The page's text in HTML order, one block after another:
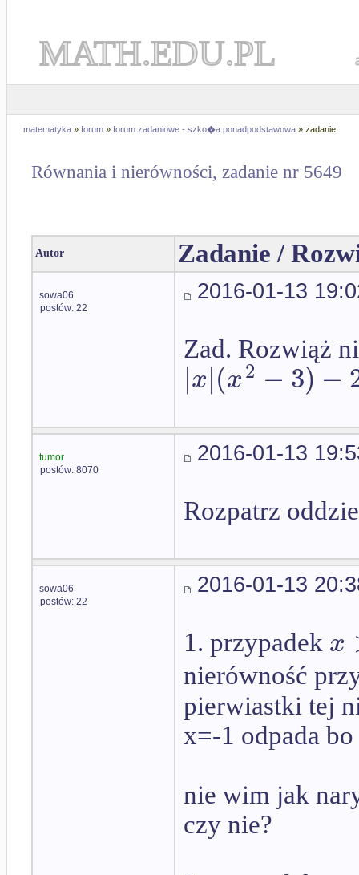
MATH.EDU.PL
matematyka » forum » forum zadaniowe - szko�a ponadpodstawowa » zadanie
Równania i nierówności, zadanie nr 5649
Autor Zadanie /
sowa06
postów: 22
2016-01-13
Zad. Rozwiąż
|x|(x2 − 3)−
tumor
postów: 8070
2016-01-13
Rozpatrz
sowa06
postów: 22
2016-01-13
1. przypadek x
nierówność
pierwiastki tej
x=-1 odpada bo
nie wim jak
czy nie?